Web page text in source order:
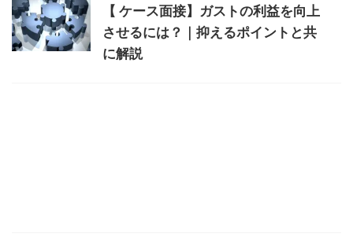
【 ケース面接】ガストの利益を向上
させるには？｜抑えるポイントと共
に解説